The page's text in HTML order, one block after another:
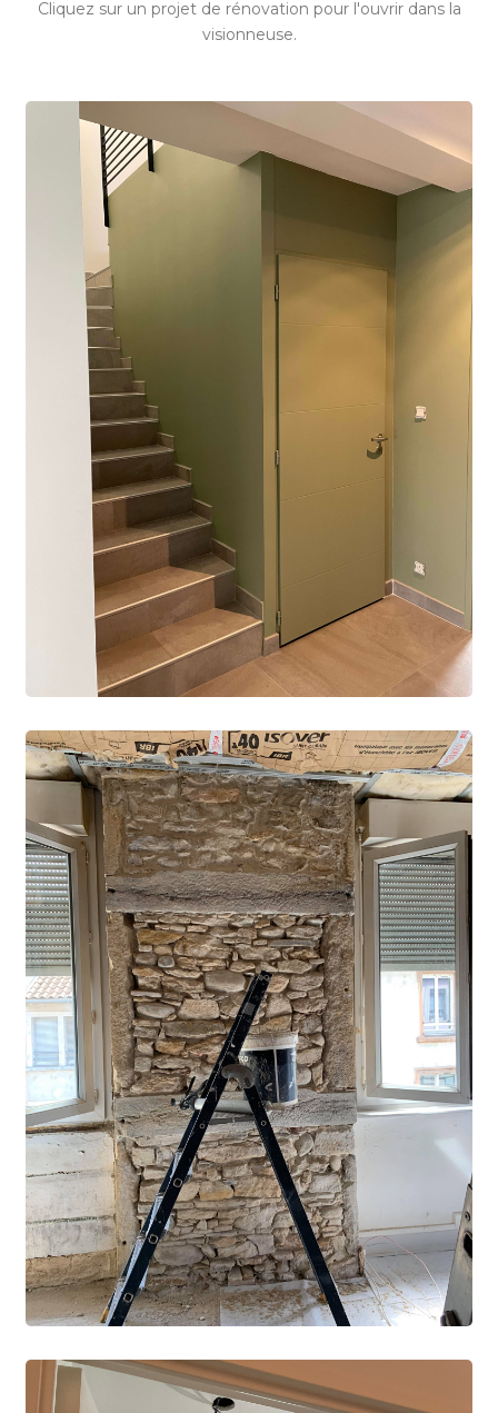
Cliquez sur un projet de rénovation pour l'ouvrir dans la
visionneuse.